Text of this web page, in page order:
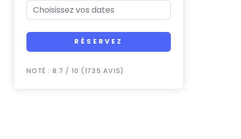
RÉSERVEZ
NOTÉ : 8.7 / 10 (1735 AVIS)